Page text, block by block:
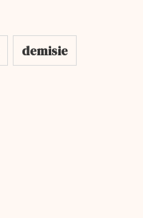
demisie